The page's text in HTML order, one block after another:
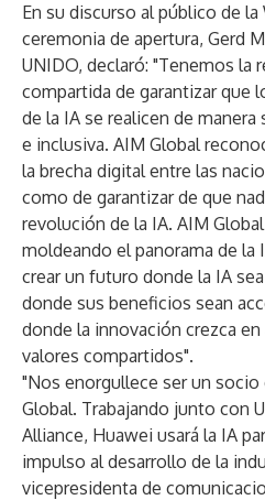
En su discurso al público de la
ceremonia de apertura, Gerd
UNIDO, declaró: "Tenemos la
compartida de garantizar que
de la IA se realicen de
e inclusiva. AIM Global
la brecha digital entre las
como de garantizar de que
revolución de la IA. AIM
moldeando el panorama de la
crear un futuro donde la IA
donde sus beneficios sean
donde la innovación crezca
valores compartidos".
"Nos enorgullece ser un
Global. Trabajando junto con
Alliance, Huawei usará la IA
impulso al desarrollo de la
vicepresidenta de